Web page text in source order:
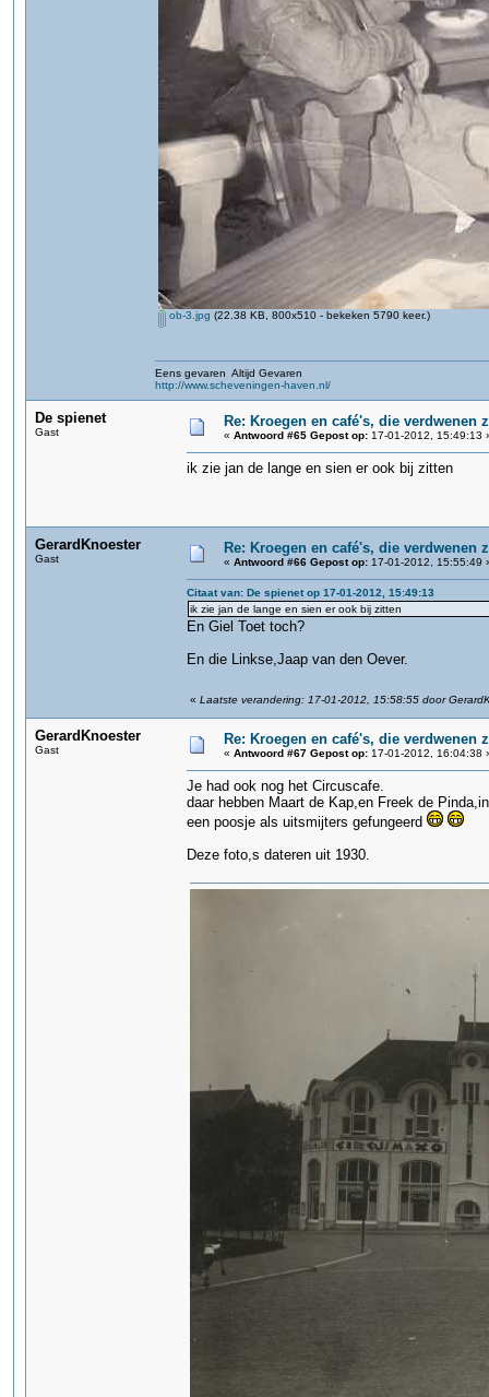
ob-3.jpg (22.38 KB, 800x510 - bekeken 5790 keer.)
Eens gevaren Altijd Gevaren
http://www.scheveningen-haven.nl/
De spienet
Gast
Re: Kroegen en café's, die verdwenen
« Antwoord #65 Gepost op: 17-01-2012, 15:49:13
ik zie jan de lange en sien er ook bij zitten
GerardKnoester
Gast
Re: Kroegen en café's, die verdwenen
« Antwoord #66 Gepost op: 17-01-2012, 15:55:49
Citaat van: De spienet op 17-01-2012, 15:49:13
ik zie jan de lange en sien er ook bij zitten
En Giel Toet toch?
En die Linkse,Jaap van den Oever.
« Laatste verandering: 17-01-2012, 15:58:55 door
GerardKnoester
Gast
Re: Kroegen en café's, die verdwenen
« Antwoord #67 Gepost op: 17-01-2012, 16:04:38
Je had ook nog het Circuscafe.
daar hebben Maart de Kap,en Freek de
een poosje als uitsmijters gefungeerd
Deze foto,s dateren uit 1930.